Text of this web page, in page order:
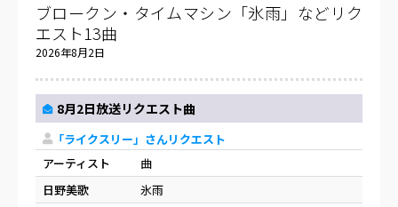
ブロークン・タイムマシン「氷雨」などリク
エスト13曲
2026年8月2日
8月2日放送リクエスト曲
「ライクスリー」さんリクエスト
アーティスト
曲
日野美歌
氷雨